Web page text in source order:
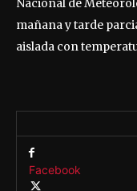
mañana y tarde
aislada con
Facebook